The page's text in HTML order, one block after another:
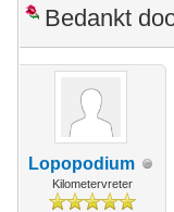
Bedankt
Lopopodium
Kilometervreter